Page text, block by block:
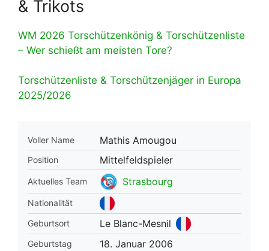
& Trikots
WM 2026 Torschützenkönig & Torschützenliste
– Wer schießt am meisten Tore?
Torschützenliste & Torschützenjäger in Europa
2025/2026
Voller Name Mathis Amougou
Position Mittelfeldspieler
Aktuelles Team Strasbourg
Nationalität
Geburtsort
Le Blanc-Mesnil
Geburtstag 18. Januar 2006